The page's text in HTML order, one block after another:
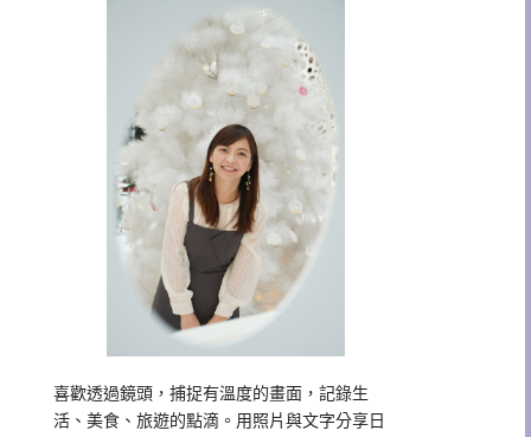
喜歡透過鏡頭，捕捉有溫度的畫面，記錄生
活、美食、旅遊的點滴。用照片與文字分享日